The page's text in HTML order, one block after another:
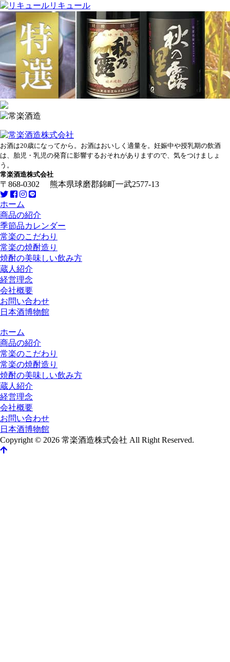
リキュール
お酒は20歳になってから。お酒はおいしく適量を。妊娠中や授乳期の飲酒
は、胎児・乳児の発育に影響するおそれがありますので、気をつけましょ
う。
常楽酒造株式会社
〒868-0302 熊本県球磨郡錦町一武2577-13
ホーム
商品の紹介
季節品カレンダー
常楽のこだわり
常楽の焼酎造り
焼酎の美味しい飲み方
蔵人紹介
経営理念
会社概要
お問い合わせ
日本酒博物館
ホーム
商品の紹介
常楽のこだわり
常楽の焼酎造り
焼酎の美味しい飲み方
蔵人紹介
経営理念
会社概要
お問い合わせ
日本酒博物館
Copyright © 2026 常楽酒造株式会社 All Right Reserved.